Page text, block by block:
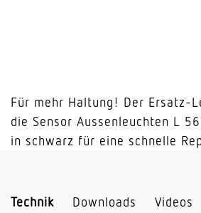
Menge
Für mehr Haltung! Der Ersatz-
die Sensor Aussenleuchten L
in schwarz für eine schnelle
Technik Downloads Videos